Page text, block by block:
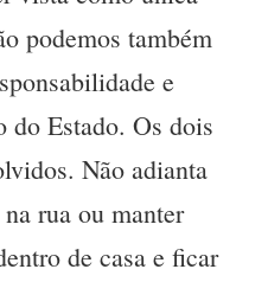
podemos também
e
do Estado. Os dois
Não adianta
rua ou manter
de casa e ficar